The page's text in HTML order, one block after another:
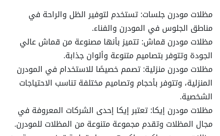
مظلات مودرن جلسات: تستخدم لتوفير الظل والراحة في
مناطق الجلوس في المودرن والفناء.
مظلات مودرن قماش: تتميز بأنها مصنوعة من قماش عالي
الجودة وتتوفر بتصاميم متنوعة وألوان جذابة.
مظلات مودرن منزلية: تصمم خصيصًا للاستخدام في المودرن
المنزلية، وتتوفر بأحجام وتصاميم مختلفة تناسب الاحتياجات
الشخصية.
مظلات مودرن إيكا: تعتبر إيكا إحدى الشركات المعروفة في
مجال المظلات وتقدم مجموعة متنوعة من المظلات للمودرن.